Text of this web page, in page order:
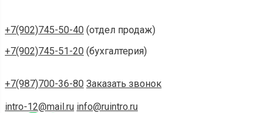
+7(902)745-50-40 (отдел продаж)
+7(902)745-51-20 (бухгалтерия)
+7(987)700-36-80 Заказать звонок
intro-12@mail.ru info@ruintro.ru